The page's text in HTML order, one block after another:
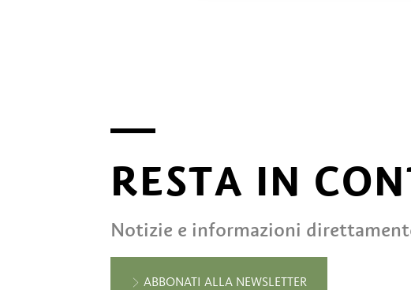
RESTA IN
Notizie e informazioni
ABBONATI ALLA NEWSLETTER